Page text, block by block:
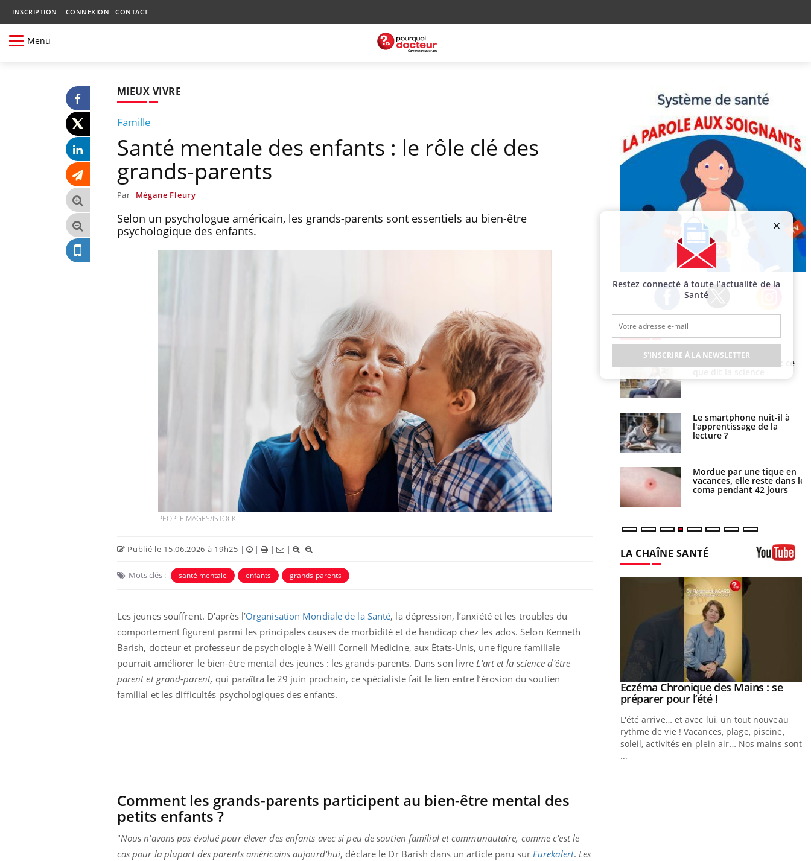
INSCRIPTION CONNEXION CONTACT
Menu
MIEUX VIVRE
Famille
Santé mentale des enfants : le rôle clé des
grands-parents
Par Mégane Fleury
Selon un psychologue américain, les grands-parents sont essentiels au bien-être
psychologique des enfants.
PEOPLEIMAGES/ISTOCK
Publié le 15.06.2026 à 19h25 | | | |
Mots clés : santé mentale enfants grands-parents
Les jeunes souffrent. D'après l’Organisation Mondiale de la Santé, la dépression, l’anxiété et les troubles du
comportement figurent parmi les principales causes de morbidité et de handicap chez les ados. Selon Kenneth
Barish, docteur et professeur de psychologie à Weill Cornell Medicine, aux États-Unis, une figure familiale
pourrait améliorer le bien-être mental des jeunes : les grands-parents. Dans son livreL'art et la science d'être
parent et grand-parent, qui paraîtra le 29 juin prochain, ce spécialiste fait le lien entre l’érosion du soutien
familial et les difficultés psychologiques des enfants.
Comment les grands-parents participent au bien-être mental des
petits enfants ?
"Nous n'avons pas évolué pour élever des enfants avec si peu de soutien familial et communautaire, comme c'est le
cas pour la plupart des parents américains aujourd'hui, déclare le Dr Barish dans un article paru sur Eurekalert.Les
Facebook Twitter Instagram
EN DIRECT
Cytomégalovirus : ce qui
La sieste empêche-t-elle de
dormir la nuit ?
VIH : la fin du comprimé
tous les jours se profile-t-
elle enfin ?
Pourquoi votre ventre
gâche-t-il les premiers
jours de vos vacances ?
Fortes chaleurs : pourquoi
le risque de noyade
grimpe-t-il ?
Le Viagra pourrait-il freiner
la propagation du cancer ?
Pourquoi manger moins de
protéines pourrait
finalement être bénéfique
Grossesse et chaleur : ce
Le smartphone nuit-il à
l'apprentissage de la
lecture ?
Mordue par une tique en
vacances, elle reste dans le
coma pendant 42 jours
LA CHAÎNE SANTÉ
Eczéma Chronique des Mains :
expliquer ma maladieYoutube
Fatigue, irritabilité, brouillard mental ou
même alopécie… Les symptômes de la
carence en fer sont multiples ce qui la rend
...
Insuline & Charge mentale : et si on Youtube
Eczéma Chronique des Mains : se
préparer pour l’été !Youtube
L'été arrive… et avec lui, un tout nouveau
rythme de vie ! Vacances, plage, piscine,
soleil, activités en plein air… Nos mains sont
...
Restez connecté à toute l’actualité de la
Santé
S'INSCRIRE À LA NEWSLETTER